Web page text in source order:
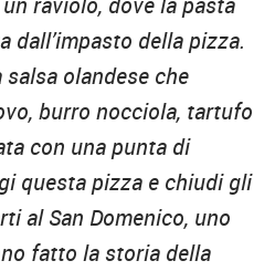
dall’impasto della pizza.
olandese che
burro nocciola, tartufo
con una punta di
questa pizza e chiudi gli
al San Domenico, uno
fatto la storia della